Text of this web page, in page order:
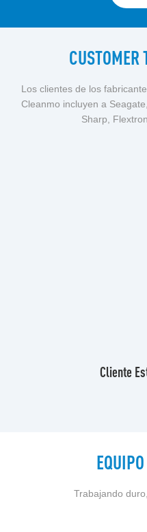
Los clientes de los
Cleanmo incluyen a
Sharp,
Cliente
Trabajando